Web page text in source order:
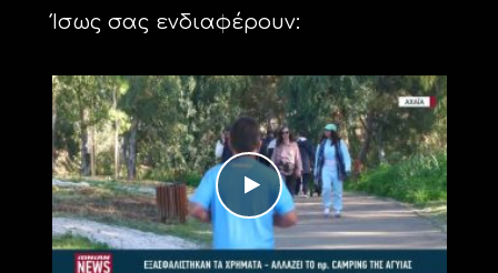
Ίσως σας ενδιαφέρουν: